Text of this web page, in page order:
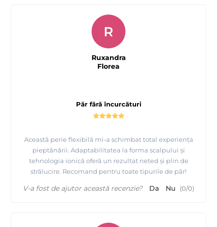
Păr fără încurcături
Această perie flexibilă mi-a schimbat total experiența
pieptănării. Adaptabilitatea la forma scalpului și
tehnologia ionică oferă un rezultat neted și plin de
strălucire. Recomand pentru toate tipurile de păr!
R
Ruxandra
Florea
V-a fost de ajutor această recenzie? Da Nu (0/0)